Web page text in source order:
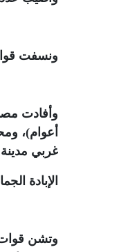
ونسفت
غربي
الإبادة
وتشن قوات